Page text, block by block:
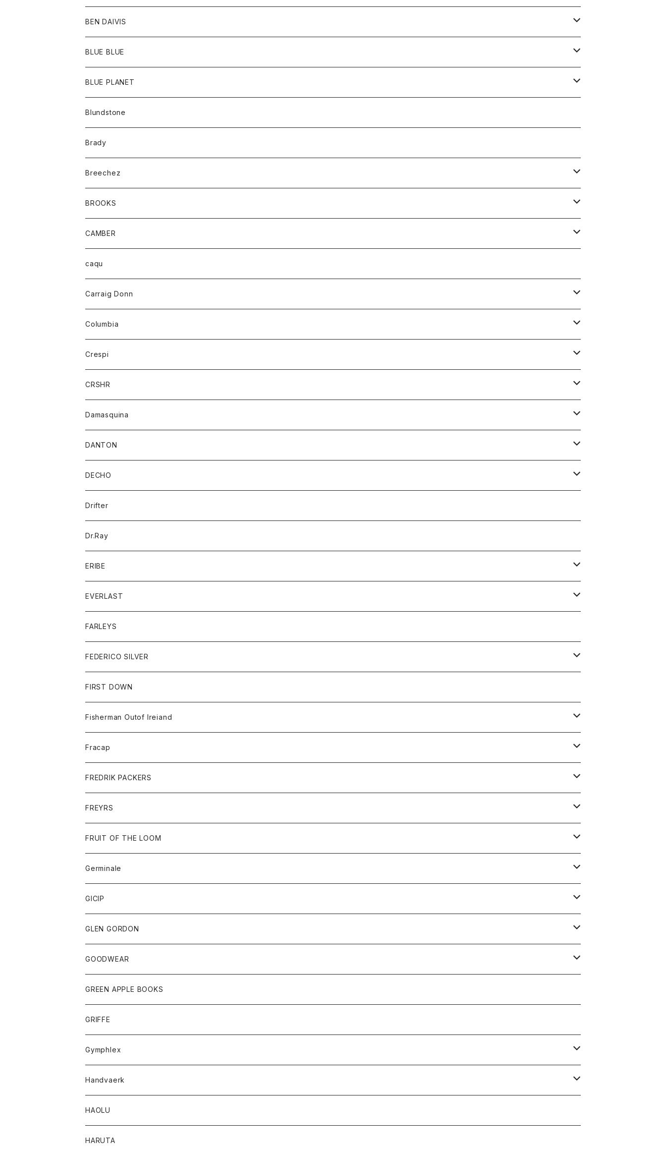
バッグ
ポーチ
トップス
Ｔシャツ
BEN DAIVIS
ポトム
パンツ
BLUE BLUE
アウター
カーディガン
コート
アクセサリー
バッグ
ベルト
キッズ
Tシャツ
グッズ
アンダーウェアー
カードホルダー
チーフ
バンダナ
トップス
カーディガン
トレーナー
パーカー
ボトム
オーバーオール
ショートパンツ
レディース
オーバーオール
カーディガン
Tシャツ
パーカー
BLUE PLANET
サングラス
Blundstone
Brady
Breechez
シャツ
BROOKS
グッズ
靴
CAMBER
トップス
ハーフスリーブTシャツ
caqu
Carraig Donn
ニット
Columbia
アウター
ジャケット
Crespi
ジャケット
ワンピース
ブラウス
CRSHR
キャップ
Damasquina
ウォレット
カードケース
バッグ
DANTON
アウター
コート
ジャケット
アクセサリー
バッグ
キッズ
シャツ
Tシャツ
グッズ
帽子
トップス
シャツ
セーター
ボトム
ショートパンツ
パンツ
レディース
コート
ジャケット
Tシャツ
ボトム
DECHO
帽子
Drifter
Dr.Ray
ERIBE
ニット
EVERLAST
トップス
ジャケット
スエットシャツ
ボトム
スエットパンツ
グッズ
帽子
FARLEYS
FEDERICO SILVER
アクセサリー
FIRST DOWN
Fisherman Outof Ireiand
ニット
Fracap
グッズ
靴
FREDRIK PACKERS
アクセサリー
バッグ
FREYRS
サングラス
FRUIT OF THE LOOM
アウター
パーカー
グッズ
ネクタイ
チーフ
トップス
シャツ
タンクトップ
ボトム
ショートパンツ
スカート
レディース
スカート
Tシャツ
Germinale
靴
サンダル
GICIP
トップス
Tシャツ
GLEN GORDON
グッズ
手袋
GOODWEAR
トップス
Tシャツ
GREEN APPLE BOOKS
GRIFFE
Gymphlex
アウター
カーディガン
コート
トップス
シャツ
レディース
Handvaerk
トップス
Tシャツ
HAOLU
HARUTA